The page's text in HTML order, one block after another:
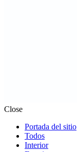
Close
Portada del sitio
Todos
Interior